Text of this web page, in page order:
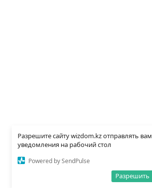
Разрешите сайту wizdom.kz отправлять вам
уведомления на рабочий стол
Powered by SendPulse
Разрешить